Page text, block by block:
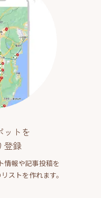
ットを
登録
情報や記事投稿を
ストを作れます。